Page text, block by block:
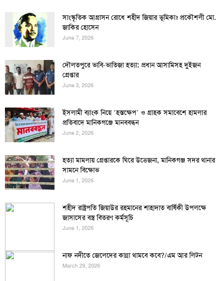
সাংস্কৃতিক আগ্রাসন রোধে শহীদ জিয়ার ভূমিকাঃ প্রকৌশলী মো.
জাকির হোসেন
June 7, 2026
দৌলতপুরে ভাবি-ভাতিজা হত্যা: প্রধান আসামিসহ দুইজন
গ্রেপ্তার
June 3, 2026
ইসলামী ব্যাংক নিয়ে ‘হস্তক্ষেপ’ ও গ্রাহক সমাবেশে হামলার
প্রতিবাদে মানিকগঞ্জে মানববন্ধন
June 2, 2026
হত্যা মামলায় গ্রেপ্তারকে ঘিরে উত্তেজনা, মানিকগঞ্জ সদর থানার
সামনে বিক্ষোভ
June 1, 2026
শহীদ রাষ্ট্রপতি জিয়াউর রহমানের শাহাদাত বার্ষিকী উপলক্ষে
জাসাসের বস্ত্র বিতরণ কর্মসূচি
June 1, 2026
নাফ নদীতে জেলেদের কান্না থামবে কবে?/এম আর লিটন
March 29, 2026